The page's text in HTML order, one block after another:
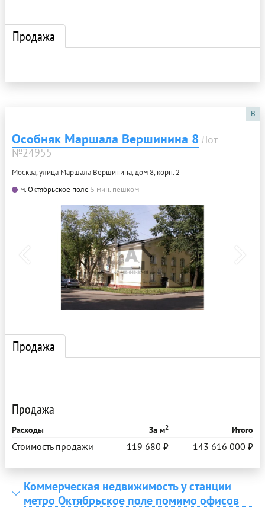
Продажа
B
Особняк Маршала Вершинина 8Лот
№24955
Москва, улица Маршала Вершинина, дом 8, корп. 2
м. Октябрьское поле 5 мин. пешком
Продажа
Продажа
Расходы За м2 Итого
Стоимость продажи 119 680 ₽ 143 616 000 ₽
Коммерческая недвижимость у станции
метро Октябрьское поле помимо офисов